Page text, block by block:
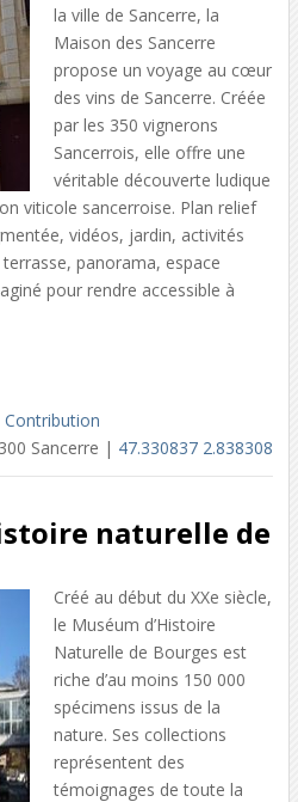
la ville de Sancerre, la
Maison des Sancerre
propose un voyage au cœur
des vins de Sancerre. Créée
par les 350 vignerons
Sancerrois, elle offre une
véritable découverte ludique
viticole sancerroise. Plan relief
vidéos, jardin, activités
panorama, espace
pour rendre accessible à
Contribution
Sancerre | 47.330837 2.838308
naturelle de
Créé au début du XXe siècle,
le Muséum d’Histoire
Naturelle de Bourges est
riche d’au moins 150 000
spécimens issus de la
nature. Ses collections
représentent des
témoignages de toute la